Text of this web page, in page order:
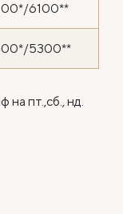
6100**
5300**
на пт.,сб., нд.